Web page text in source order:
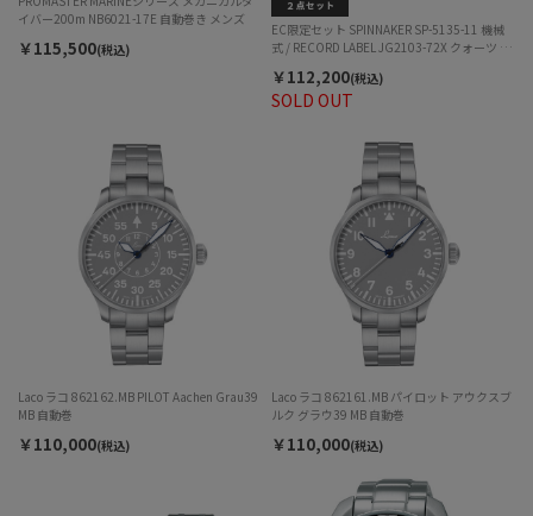
イバー200m NB6021-17E 自動巻き メンズ
￥115,500(税込)
SOLD OUT
EC限定セット SPINNAKER SP-5135-11 機械
式 / RECORD LABEL JG2103-72X クォーツ メ
￥112,200(税込)
Laco ラコ 862162.MB PILOT Aachen Grau39
MB 自動巻
￥110,000(税込)
Laco ラコ 862161.MB パイロット アウクスブ
ルク グラウ39 MB 自動巻
￥110,000(税込)